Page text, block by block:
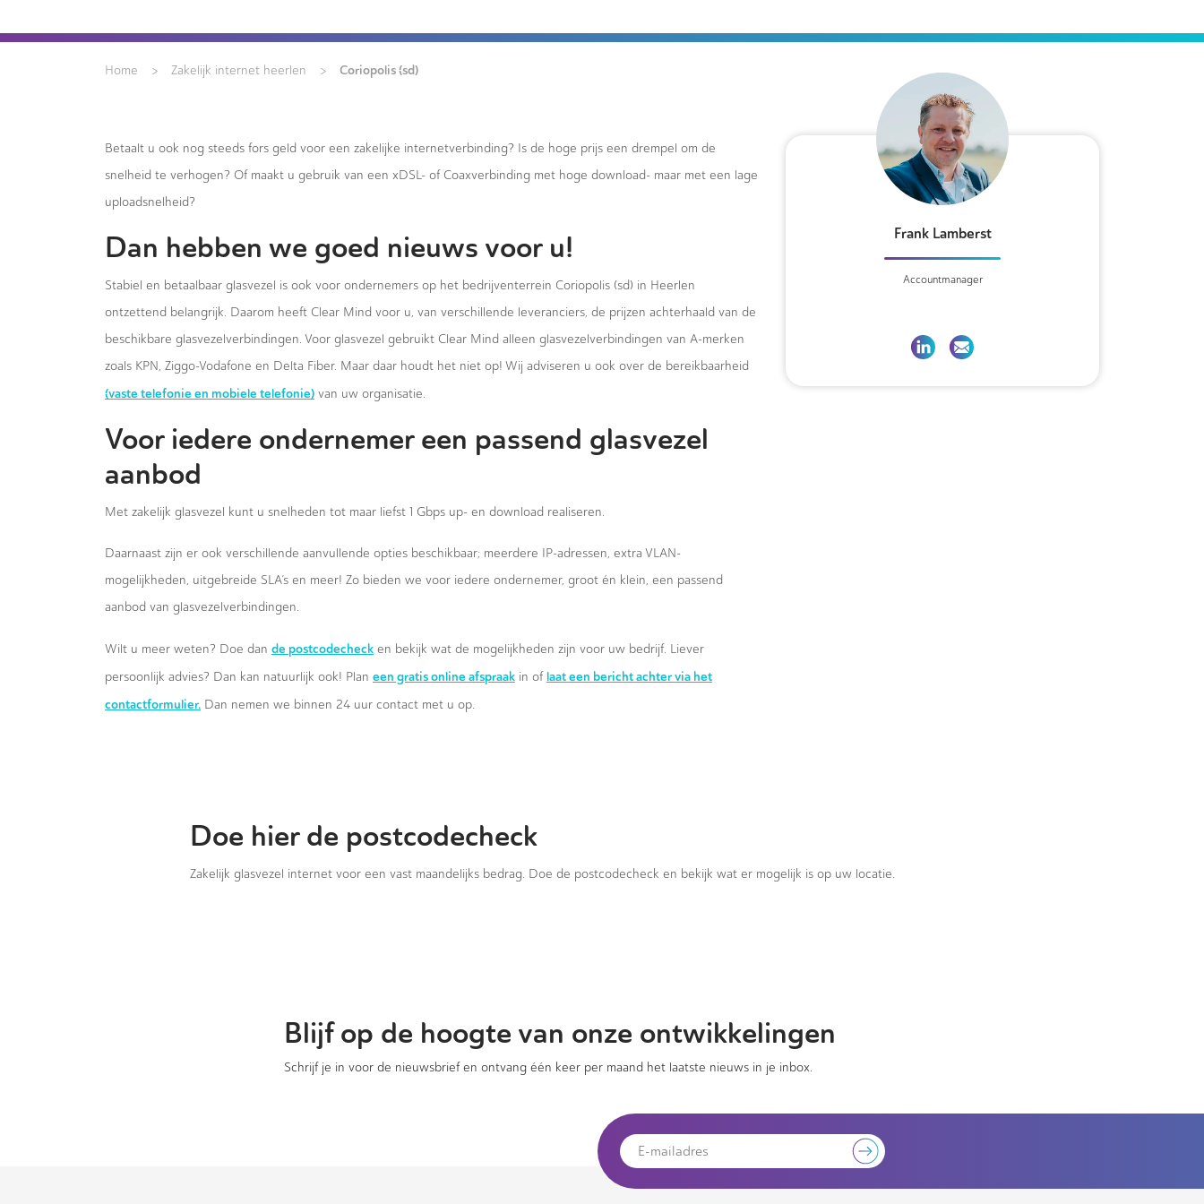
Home > Zakelijk internet heerlen > Coriopolis (sd)
Betaalt u ook nog steeds fors geld voor een zakelijke internetverbinding? Is de hoge prijs een drempel om de
snelheid te verhogen? Of maakt u gebruik van een xDSL- of Coaxverbinding met hoge download- maar met een lage
uploadsnelheid?
Dan hebben we goed nieuws voor u!
Stabiel en betaalbaar glasvezel is ook voor ondernemers op het bedrijventerrein Coriopolis (sd) in Heerlen
ontzettend belangrijk. Daarom heeft Clear Mind voor u, van verschillende leveranciers, de prijzen achterhaald van de
beschikbare glasvezelverbindingen. Voor glasvezel gebruikt Clear Mind alleen glasvezelverbindingen van A-merken
zoals KPN, Ziggo-Vodafone en Delta Fiber. Maar daar houdt het niet op! Wij adviseren u ook over de bereikbaarheid
(vaste telefonie en mobiele telefonie) van uw organisatie.
Voor iedere ondernemer een passend glasvezel
aanbod
Met zakelijk glasvezel kunt u snelheden tot maar liefst 1 Gbps up- en download realiseren.
Daarnaast zijn er ook verschillende aanvullende opties beschikbaar; meerdere IP-adressen, extra VLAN-
mogelijkheden, uitgebreide SLA’s en meer! Zo bieden we voor iedere ondernemer, groot én klein, een passend
aanbod van glasvezelverbindingen.
Wilt u meer weten? Doe dan de postcodecheck en bekijk wat de mogelijkheden zijn voor uw bedrijf. Liever
persoonlijk advies? Dan kan natuurlijk ook! Plan een gratis online afspraak in of laat een bericht achter via het
contactformulier. Dan nemen we binnen 24 uur contact met u op.
Frank Lamberst
Accountmanager
Doe hier de postcodecheck
Zakelijk glasvezel internet voor een vast maandelijks bedrag. Doe de postcodecheck en bekijk wat er mogelijk is op uw locatie.
Blijf op de hoogte van onze ontwikkelingen
Schrijf je in voor de nieuwsbrief en ontvang één keer per maand het laatste nieuws in je inbox.